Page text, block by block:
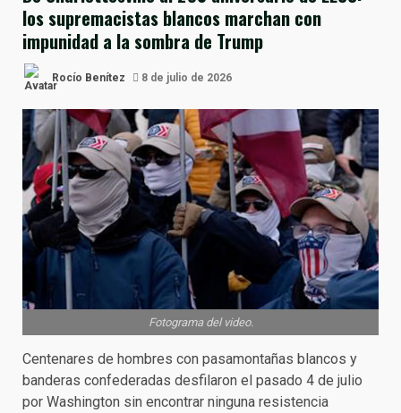
los supremacistas blancos marchan con
impunidad a la sombra de Trump
Rocío Benítez 8 de julio de 2026
Fotograma del video.
Centenares de hombres con pasamontañas blancos y
banderas confederadas desfilaron el pasado 4 de julio
por Washington sin encontrar ninguna resistencia